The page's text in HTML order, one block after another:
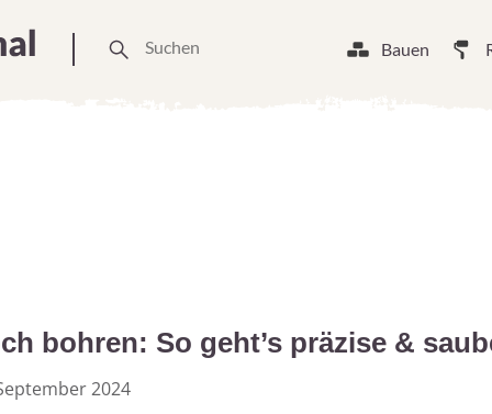
Bauen
bohren: So geht’s präzise &
2024